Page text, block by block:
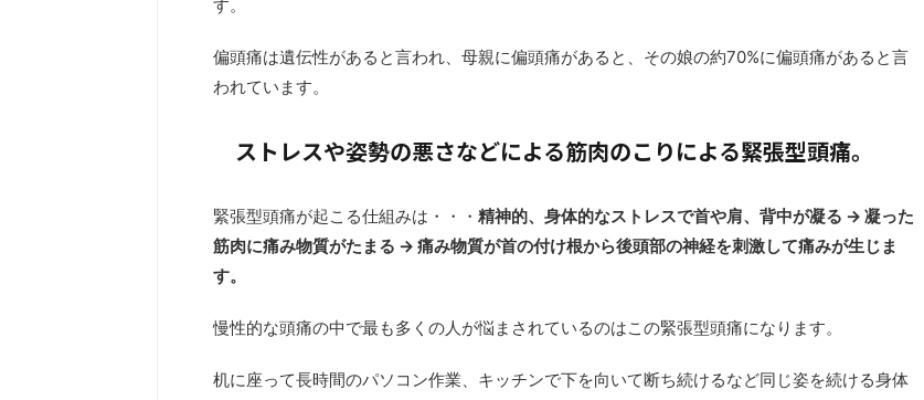
す。
偏頭痛は遺伝性があると言われ、母親に偏頭痛があると、その娘の約70%に偏頭痛があると言
われています。
ストレスや姿勢の悪さなどによる筋肉のこりによる緊張型頭痛。
緊張型頭痛が起こる仕組みは・・・ 精神的、身体的なストレスで首や肩、背中が凝る → 凝った
筋肉に痛み物質がたまる → 痛み物質が首の付け根から後頭部の神経を刺激して痛みが生じま
す。
慢性的な頭痛の中で最も多くの人が悩まされているのはこの緊張型頭痛になります。
机に座って長時間のパソコン作業、キッチンで下を向いて断ち続けるなど同じ姿を続ける身体